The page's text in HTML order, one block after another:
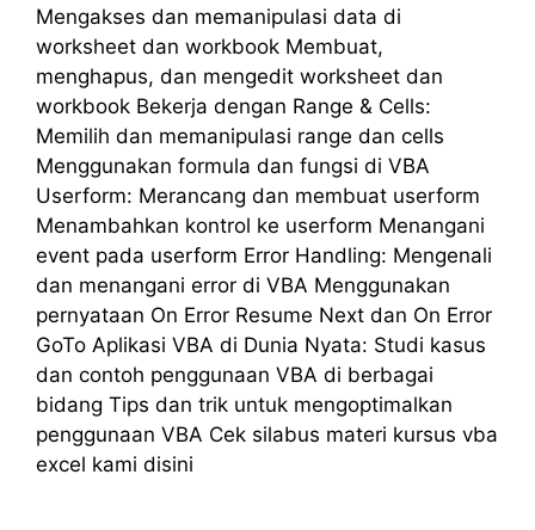
Mengakses dan memanipulasi data di
worksheet dan workbook Membuat,
menghapus, dan mengedit worksheet dan
workbook Bekerja dengan Range & Cells:
Memilih dan memanipulasi range dan cells
Menggunakan formula dan fungsi di VBA
Userform: Merancang dan membuat userform
Menambahkan kontrol ke userform Menangani
event pada userform Error Handling: Mengenali
dan menangani error di VBA Menggunakan
pernyataan On Error Resume Next dan On Error
GoTo Aplikasi VBA di Dunia Nyata: Studi kasus
dan contoh penggunaan VBA di berbagai
bidang Tips dan trik untuk mengoptimalkan
penggunaan VBA Cek silabus materi kursus vba
excel kami disini